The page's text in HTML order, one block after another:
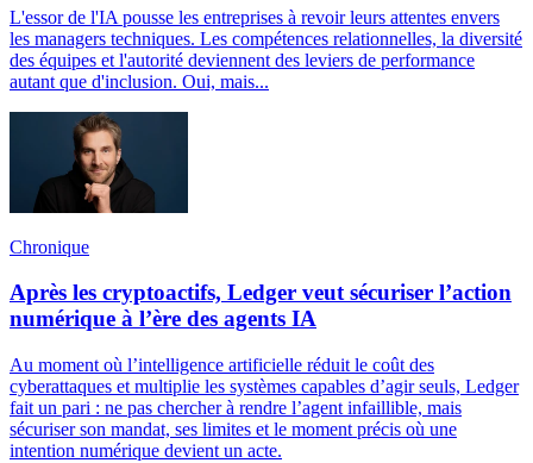
L'essor de l'IA pousse les entreprises à revoir leurs attentes envers
les managers techniques. Les compétences relationnelles, la diversité
des équipes et l'autorité deviennent des leviers de performance
autant que d'inclusion. Oui, mais...
Chronique
Après les cryptoactifs, Ledger veut sécuriser l’action
numérique à l’ère des agents IA
Au moment où l’intelligence artificielle réduit le coût des
cyberattaques et multiplie les systèmes capables d’agir seuls, Ledger
fait un pari : ne pas chercher à rendre l’agent infaillible, mais
sécuriser son mandat, ses limites et le moment précis où une
intention numérique devient un acte.